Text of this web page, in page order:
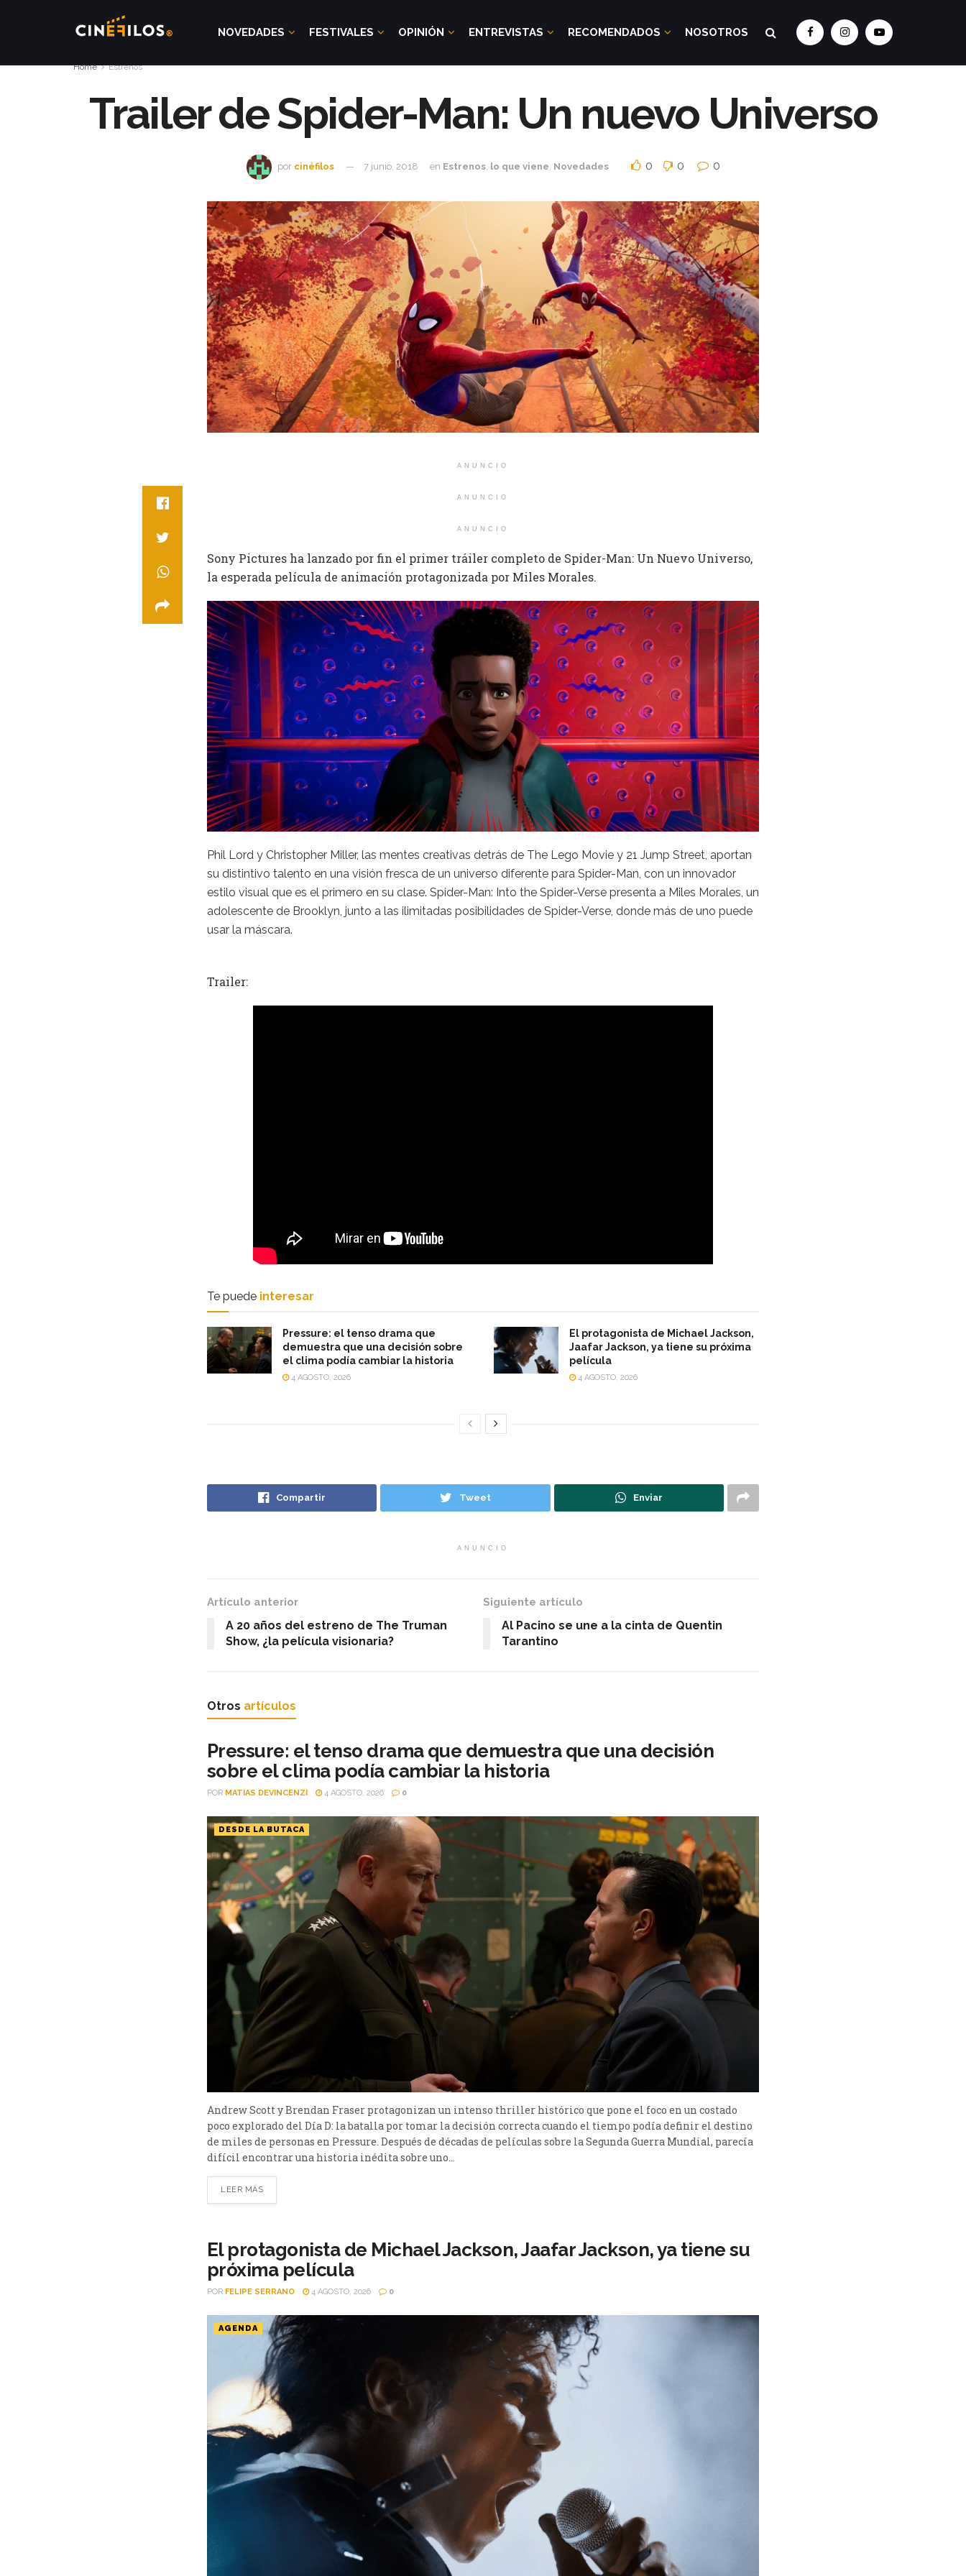
NOVEDADES FESTIVALES OPINIÓN ENTREVISTAS RECOMENDADOS NOSOTROS
Home Estrenos
Trailer de Spider-Man: Un nuevo Universo
por cinéfilos 7 junio, 2018 en Estrenos, lo que viene Novedades 0 0 0
ANUNCIO
ANUNCIO
ANUNCIO
Sony Pictures ha lanzado por fin el primer tráiler completo de Spider-Man: Un Nuevo Universo,
la esperada película de animación protagonizada por Miles Morales.
Phil Lord y Christopher Miller, las mentes creativas detrás de The Lego Movie y 21 Jump Street, aportan
su distintivo talento en una visión fresca de un universo diferente para Spider-Man, con un innovador
estilo visual que es el primero en su clase. Spider-Man: Into the Spider-Verse presenta a Miles Morales, un
adolescente de Brooklyn, junto a las ilimitadas posibilidades de Spider-Verse, donde más de uno puede
usar la máscara.
Trailer:
Te puede interesar
Pressure: el tenso drama que
demuestra que una decisión sobre
el clima podía cambiar la historia
4 AGOSTO, 2026
El protagonista de Michael Jackson,
Jaafar Jackson, ya tiene su próxima
película
4 AGOSTO, 2026
Compartir Tweet Enviar
ANUNCIO
Artículo anterior
A 20 años del estreno de The Truman
Show, ¿la película visionaria?
Siguiente artículo
Al Pacino se une a la cinta de Quentin
Tarantino
Otros artículos
Pressure: el tenso drama que demuestra que una decisión
sobre el clima podía cambiar la historia
POR MATIAS DEVINCENZI 4 AGOSTO, 2026 0
DESDE LA BUTACA
Andrew Scott y Brendan Fraser protagonizan un intenso thriller histórico que pone el foco en un costado
poco explorado del Día D: la batalla por tomar la decisión correcta cuando el tiempo podía definir el destino
de miles de personas en Pressure. Después de décadas de películas sobre la Segunda Guerra Mundial, parecía
difícil encontrar una historia inédita sobre uno...
LEER MÁS
El protagonista de Michael Jackson, Jaafar Jackson, ya tiene su
próxima película
POR FELIPE SERRANO 4 AGOSTO, 2026 0
AGENDA